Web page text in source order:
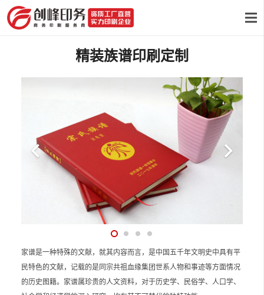
精装族谱印刷定制
家谱是一种特殊的文献，就其内容而言，是中国五千年文明史中具有平
民特色的文献，记载的是同宗共祖血缘集团世系人物和事迹等方面情况
的历史图籍。家谱属珍贵的人文资料，对于历史学、民俗学、人口学、